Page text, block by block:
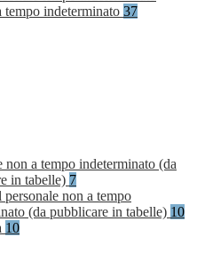
tempo indeterminato 37
non a tempo indeterminato (da
in tabelle) 7
personale non a tempo
(da pubblicare in tabelle) 10
10